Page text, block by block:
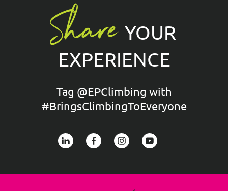
Share YOUR
EXPERIENCE
Tag @EPClimbing with
#BringsClimbingToEveryone